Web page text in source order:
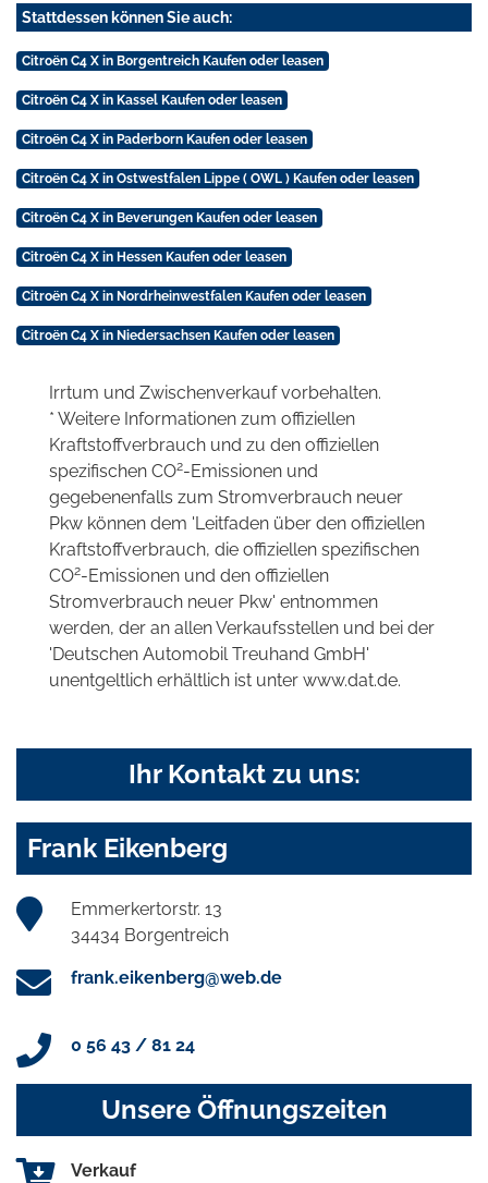
Stattdessen können Sie auch:
Citroën C4 X in Borgentreich Kaufen oder leasen
Citroën C4 X in Kassel Kaufen oder leasen
Citroën C4 X in Paderborn Kaufen oder leasen
Citroën C4 X in Ostwestfalen Lippe ( OWL ) Kaufen oder leasen
Citroën C4 X in Beverungen Kaufen oder leasen
Citroën C4 X in Hessen Kaufen oder leasen
Citroën C4 X in Nordrheinwestfalen Kaufen oder leasen
Citroën C4 X in Niedersachsen Kaufen oder leasen
Irrtum und Zwischenverkauf vorbehalten.
* Weitere Informationen zum offiziellen
Kraftstoffverbrauch und zu den offiziellen
spezifischen CO2-Emissionen und
gegebenenfalls zum Stromverbrauch neuer
Pkw können dem 'Leitfaden über den offiziellen
Kraftstoffverbrauch, die offiziellen spezifischen
CO2-Emissionen und den offiziellen
Stromverbrauch neuer Pkw' entnommen
werden, der an allen Verkaufsstellen und bei der
'Deutschen Automobil Treuhand GmbH'
unentgeltlich erhältlich ist unter www.dat.de.
Ihr Kontakt zu uns:
Frank Eikenberg
Emmerkertorstr. 13
34434 Borgentreich
frank.eikenberg@web.de
0 56 43 / 81 24
Unsere Öffnungszeiten
Verkauf